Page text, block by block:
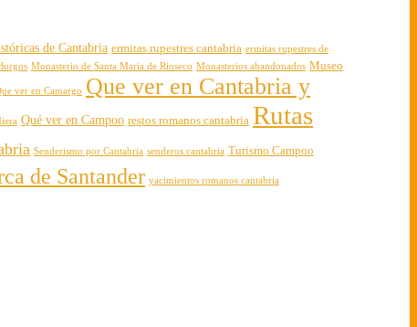
de Cantabria ermitas rupestres cantabria ermitas rupestres de
Monasterio de Santa Maria de Rioseco Monasterios abandonados Museo
ver en Camargo Que ver en Cantabria y
Qué ver en Campoo restos romanos cantabria Rutas
Senderismo por Cantabria senderos cantabria Turismo Campoo
de Santander yacimientos romanos cantabria